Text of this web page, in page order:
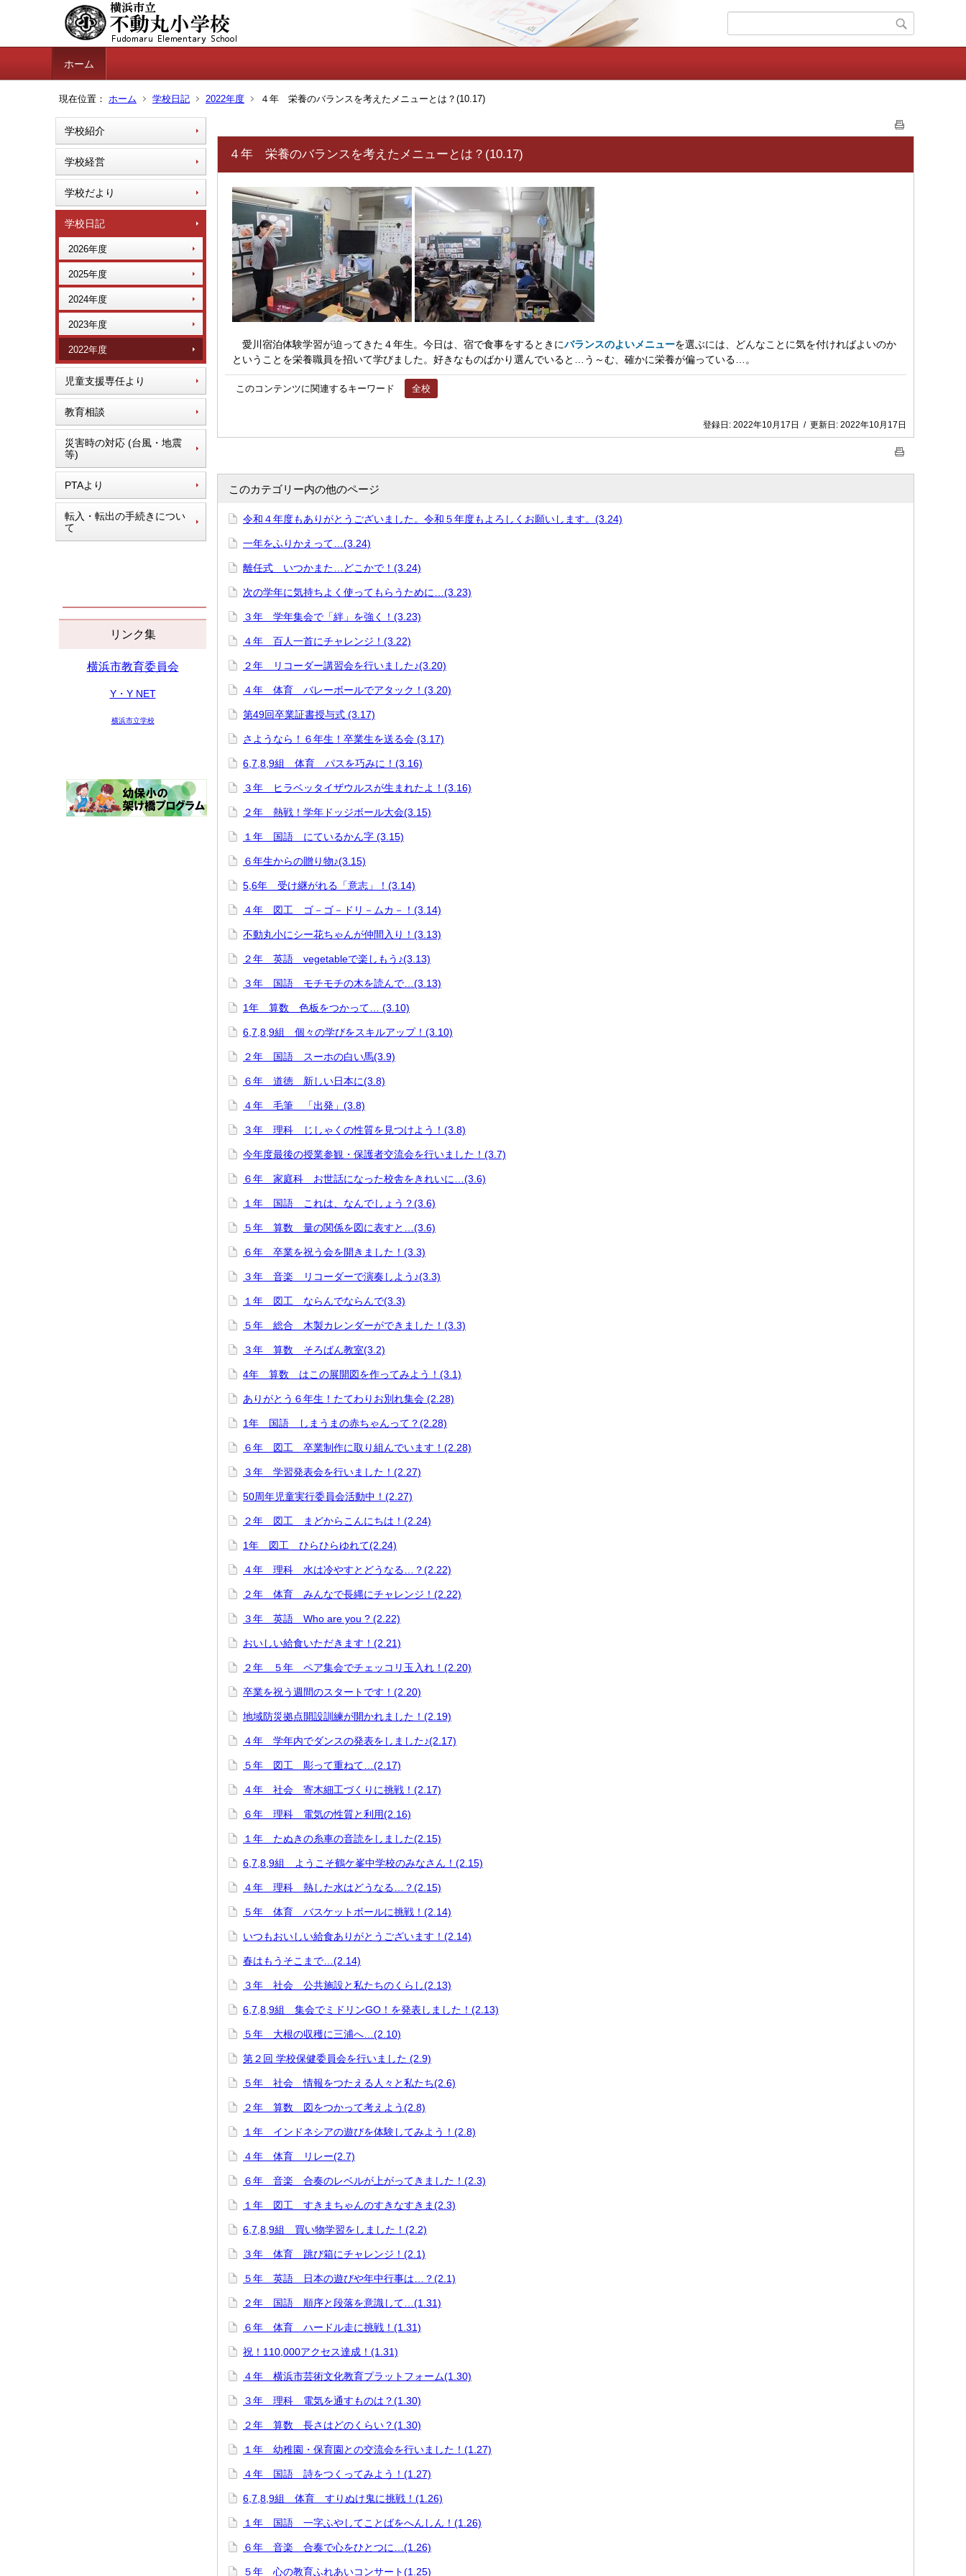
ホーム
現在位置： ホーム 学校日記 2022年度 ４年 栄養のバランスを考えたメニューとは？(10.17)
学校紹介
学校経営
学校だより
学校日記
2026年度
2025年度
2024年度
2023年度
2022年度
児童支援専任より
教育相談
災害時の対応 (台風・地震
等)
PTAより
転入・転出の手続きについ
て
リンク集
横浜市教育委員会
Y・Y NET
横浜市立学校
４年 栄養のバランスを考えたメニューとは？(10.17)
愛川宿泊体験学習が迫ってきた４年生。今日は、宿で食事をするときにバランスのよいメニューを選ぶには、どんなことに気を付ければよいのか
ということを栄養職員を招いて学びました。好きなものばかり選んでいると…う～む、確かに栄養が偏っている…。
このコンテンツに関連するキーワード 全校
登録日: 2022年10月17日 / 更新日: 2022年10月17日
このカテゴリー内の他のページ
令和４年度もありがとうございました。令和５年度もよろしくお願いします。(3.24)
一年をふりかえって…(3.24)
離任式 いつかまた…どこかで！(3.24)
次の学年に気持ちよく使ってもらうために…(3.23)
３年 学年集会で「絆」を強く！(3.23)
４年 百人一首にチャレンジ！(3.22)
２年 リコーダー講習会を行いました♪(3.20)
４年 体育 バレーボールでアタック！(3.20)
第49回卒業証書授与式 (3.17)
さようなら！６年生！卒業生を送る会 (3.17)
6,7,8,9組 体育 パスを巧みに！(3.16)
３年 ヒラベッタイザウルスが生まれたよ！(3.16)
２年 熱戦！学年ドッジボール大会(3.15)
１年 国語 にているかん字 (3.15)
６年生からの贈り物♪(3.15)
5,6年 受け継がれる「意志」！(3.14)
４年 図工 ゴ－ゴ－ドリ－ムカ－！(3.14)
不動丸小にシー花ちゃんが仲間入り！(3.13)
２年 英語 vegetableで楽しもう♪(3.13)
３年 国語 モチモチの木を読んで…(3.13)
1年 算数 色板をつかって… (3.10)
6,7,8,9組 個々の学びをスキルアップ！(3.10)
２年 国語 スーホの白い馬(3.9)
６年 道徳 新しい日本に(3.8)
４年 毛筆 「出発」(3.8)
３年 理科 じしゃくの性質を見つけよう！(3.8)
今年度最後の授業参観・保護者交流会を行いました！(3.7)
６年 家庭科 お世話になった校舎をきれいに…(3.6)
１年 国語 これは、なんでしょう？(3.6)
５年 算数 量の関係を図に表すと…(3.6)
６年 卒業を祝う会を開きました！(3.3)
３年 音楽 リコーダーで演奏しよう♪(3.3)
１年 図工 ならんでならんで(3.3)
５年 総合 木製カレンダーができました！(3.3)
３年 算数 そろばん教室(3.2)
4年 算数 はこの展開図を作ってみよう！(3.1)
ありがとう６年生！たてわりお別れ集会 (2.28)
1年 国語 しまうまの赤ちゃんって？(2.28)
６年 図工 卒業制作に取り組んでいます！(2.28)
３年 学習発表会を行いました！(2.27)
50周年児童実行委員会活動中！(2.27)
２年 図工 まどからこんにちは！(2.24)
1年 図工 ひらひらゆれて(2.24)
４年 理科 水は冷やすとどうなる…？(2.22)
２年 体育 みんなで長縄にチャレンジ！(2.22)
３年 英語 Who are you ? (2.22)
おいしい給食いただきます！(2.21)
２年 ５年 ペア集会でチェッコリ玉入れ！(2.20)
卒業を祝う週間のスタートです！(2.20)
地域防災拠点開設訓練が開かれました！(2.19)
４年 学年内でダンスの発表をしました♪(2.17)
５年 図工 彫って重ねて…(2.17)
４年 社会 寄木細工づくりに挑戦！(2.17)
６年 理科 電気の性質と利用(2.16)
１年 たぬきの糸車の音読をしました(2.15)
6,7,8,9組 ようこそ鶴ケ峯中学校のみなさん！(2.15)
４年 理科 熱した水はどうなる…？(2.15)
５年 体育 バスケットボールに挑戦！(2.14)
いつもおいしい給食ありがとうございます！(2.14)
春はもうそこまで…(2.14)
３年 社会 公共施設と私たちのくらし(2.13)
6,7,8,9組 集会でミドリンGO！を発表しました！(2.13)
５年 大根の収穫に三浦へ…(2.10)
第２回 学校保健委員会を行いました (2.9)
５年 社会 情報をつたえる人々と私たち(2.6)
２年 算数 図をつかって考えよう(2.8)
１年 インドネシアの遊びを体験してみよう！(2.8)
４年 体育 リレー(2.7)
６年 音楽 合奏のレベルが上がってきました！(2.3)
１年 図工 すきまちゃんのすきなすきま(2.3)
6,7,8,9組 買い物学習をしました！(2.2)
３年 体育 跳び箱にチャレンジ！(2.1)
５年 英語 日本の遊びや年中行事は…？(2.1)
２年 国語 順序と段落を意識して…(1.31)
６年 体育 ハードル走に挑戦！(1.31)
祝！110,000アクセス達成！(1.31)
４年 横浜市芸術文化教育プラットフォーム(1.30)
３年 理科 電気を通すものは？(1.30)
２年 算数 長さはどのくらい？(1.30)
１年 幼稚園・保育園との交流会を行いました！(1.27)
４年 国語 詩をつくってみよう！(1.27)
6,7,8,9組 体育 すりぬけ鬼に挑戦！(1.26)
１年 国語 一字ふやしてことばをへんしん！(1.26)
６年 音楽 合奏で心をひとつに…(1.26)
５年 心の教育ふれあいコンサート(1.25)